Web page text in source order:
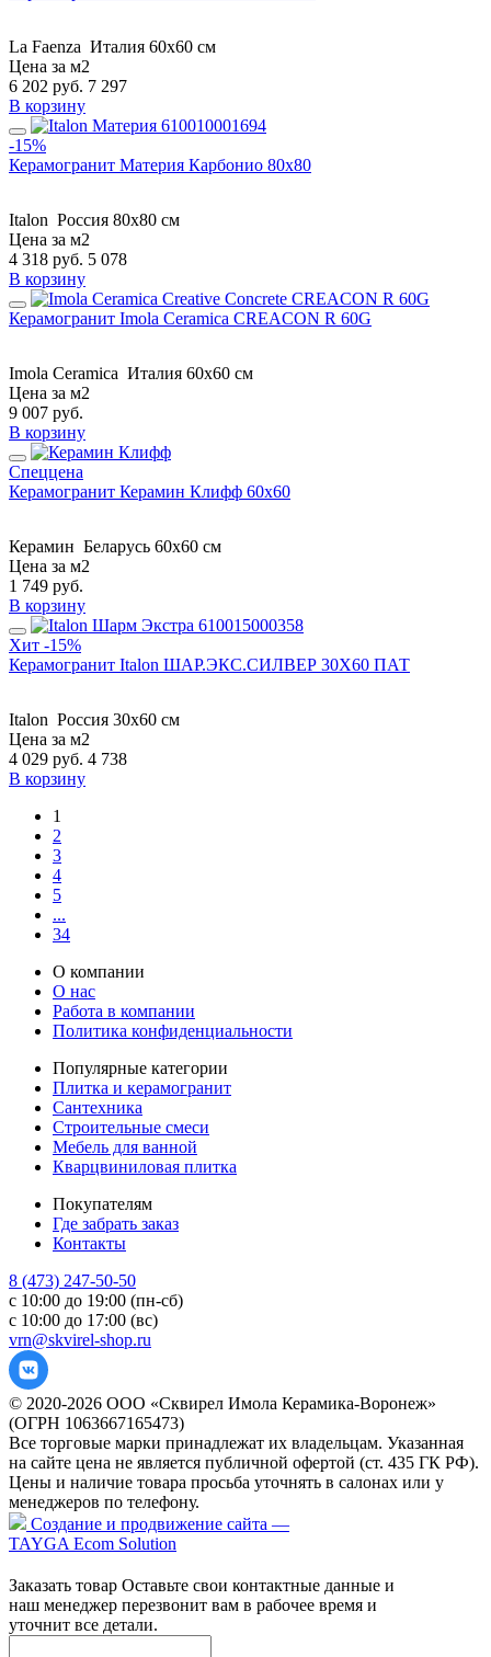
La Faenza Италия 60x60 см
Цена за м2
6 202 руб. 7 297
В корзину
-15%
Керамогранит Материя Карбонио 80х80
Italon Россия 80x80 см
Цена за м2
4 318 руб. 5 078
В корзину
Керамогранит Imola Ceramica CREACON R 60G
Imola Ceramica Италия 60x60 см
Цена за м2
9 007 руб.
В корзину
Спеццена
Керамогранит Керамин Клифф 60х60
Керамин Беларусь 60x60 см
Цена за м2
1 749 руб.
В корзину
Хит -15%
Керамогранит Italon ШАР.ЭКС.СИЛВЕР 30X60 ПАТ
Italon Россия 30x60 см
Цена за м2
4 029 руб. 4 738
В корзину
1
2
3
4
5
...
34
О компании
О нас
Работа в компании
Политика конфиденциальности
Популярные категории
Плитка и керамогранит
Сантехника
Строительные смеси
Мебель для ванной
Кварцвиниловая плитка
Покупателям
Где забрать заказ
Контакты
8 (473) 247-50-50
с 10:00 до 19:00 (пн-сб)
с 10:00 до 17:00 (вс)
vrn@skvirel-shop.ru
© 2020-2026 ООО «Сквирел Имола Керамика-Воронеж»
(ОГРН 1063667165473)
Все торговые марки принадлежат их владельцам. Указанная
на сайте цена не является публичной офертой (ст. 435 ГК РФ).
Цены и наличие товара просьба уточнять в салонах или у
менеджеров по телефону.
Создание и продвижение сайта —
TAYGA Ecom Solution
Заказать товар Оставьте свои контактные данные и
наш менеджер перезвонит вам в рабочее время и
уточнит все детали.